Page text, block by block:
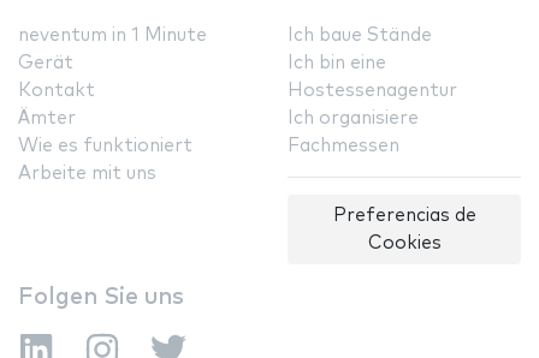
neventum in 1 Minute
Gerät
Kontakt
Ämter
Wie es funktioniert
Arbeite mit uns
Ich baue Stände
Ich bin eine
Hostessenagentur
Ich organisiere
Fachmessen
Preferencias de
Cookies
Folgen Sie uns